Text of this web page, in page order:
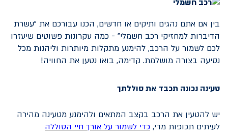
בין אם אתם נהגים ותיקים או חדשים, הכנו עבורכם את "עשרת
הדיברות למחזיקי רכב חשמלי" - כמה עקרונות פשוטים שיעזרו
לכם לשמור על הרכב, להימנע מתקלות מיותרות וליהנות מכל
נסיעה בצורה מושלמת. קדימה, בואו נטען את החוויה!
טעינה נכונה תכבד את סוללתך
יש להטעין את הרכב בקצב המתאים ולהימנע מטעינה מהירה
לעיתים תכופות מדי, כדי לשמור על אורך חיי הסוללה